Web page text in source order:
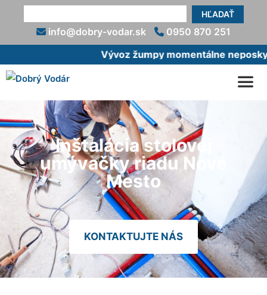
HĽADAŤ
info@dobry-vodar.sk
0950 870 251
Vývoz žumpy momentálne
Inštalácia stolovej
umývačky riadu Nové
Mesto
KONTAKTUJTE NÁS